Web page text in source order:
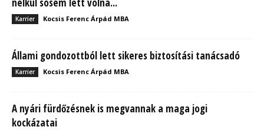
Karrier Kocsis Ferenc Árpád MBA
Állami gondozottból lett sikeres biztosítási tanácsadó
Karrier Kocsis Ferenc Árpád MBA
A nyári fürdőzésnek is megvannak a maga jogi
kockázatai